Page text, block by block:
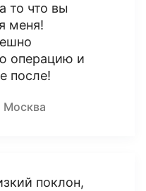
то что вы
меня!
операцию и
после!
Москва
поклон,